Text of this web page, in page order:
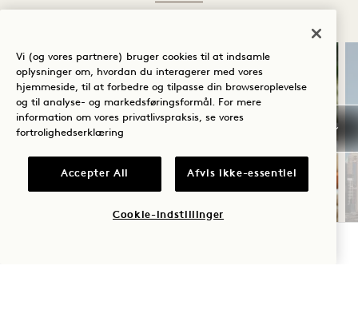
1 DEN RIGTIGE MÅDE AT
Vi (og vores partnere) bruger cookies til at indsamle
oplysninger om, hvordan du interagerer med vores
hjemmeside, til at forbedre og tilpasse din browseroplevelse
og til analyse- og markedsføringsformål. For mere
information om vores privatlivspraksis, se vores
fortrolighedserklæring
Accepter All Afvis ikke-essentiel
Cookie-indstillinger